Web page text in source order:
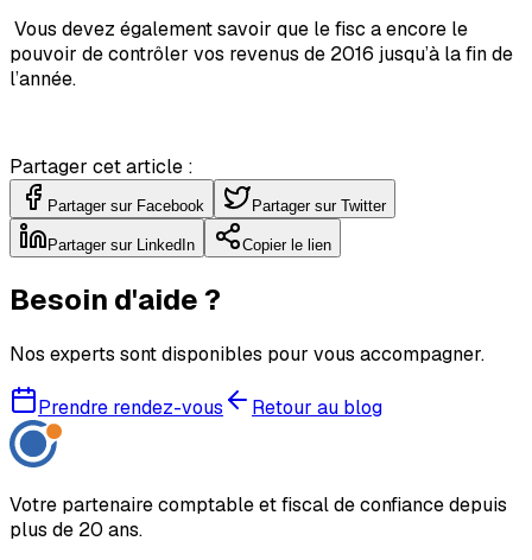
Vous devez également savoir que le fisc a encore le
pouvoir de contrôler vos revenus de 2016 jusqu’à la fin de
l’année.
Partager cet article :
Partager sur Facebook Partager sur Twitter
Partager sur LinkedIn Copier le lien
Besoin d'aide ?
Nos experts sont disponibles pour vous accompagner.
Prendre rendez-vous Retour au blog
Votre partenaire comptable et fiscal de confiance depuis
plus de 20 ans.